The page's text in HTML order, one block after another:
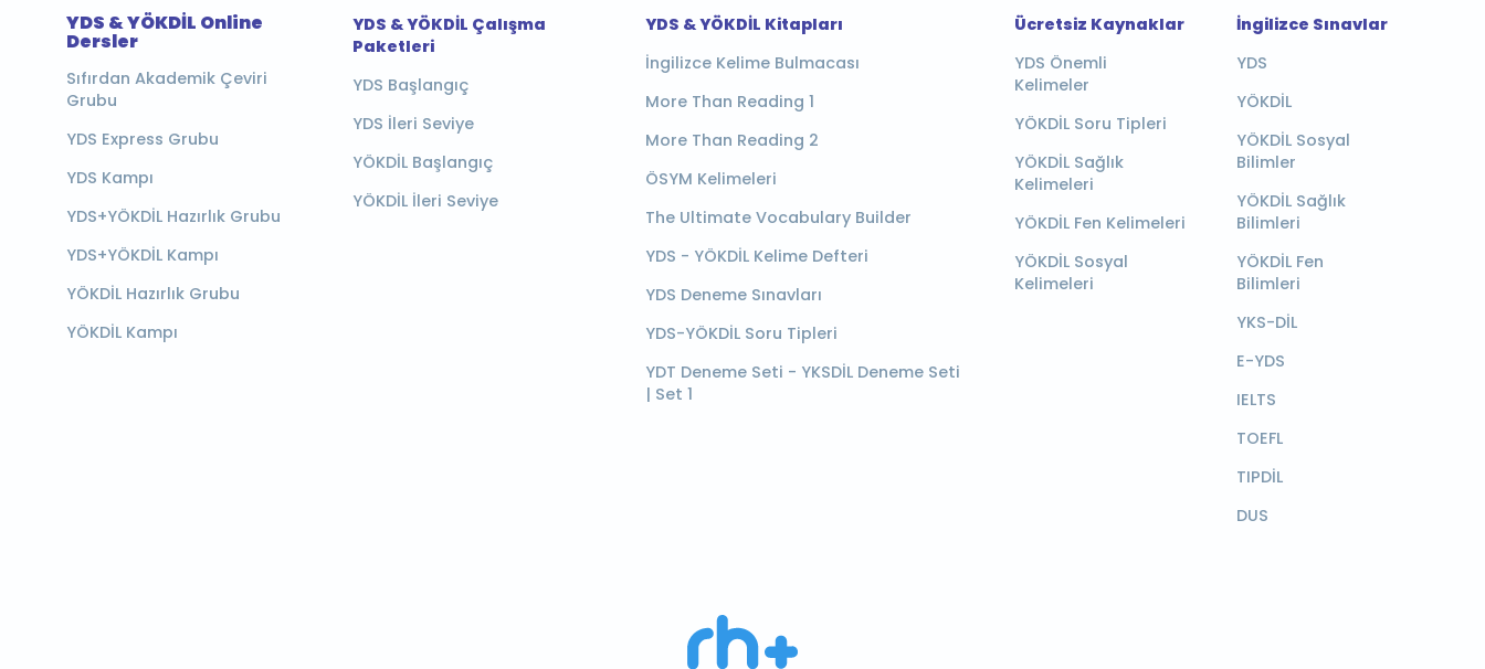
YDS & YÖKDİL Online
Dersler
Sıfırdan Akademik Çeviri
Grubu
YDS Express Grubu
YDS Kampı
YDS+YÖKDİL Hazırlık Grubu
YDS+YÖKDİL Kampı
YÖKDİL Hazırlık Grubu
YÖKDİL Kampı
YDS & YÖKDİL Çalışma
Paketleri
YDS Başlangıç
YDS İleri Seviye
YÖKDİL Başlangıç
YÖKDİL İleri Seviye
YDS & YÖKDİL Kitapları
İngilizce Kelime Bulmacası
More Than Reading 1
More Than Reading 2
ÖSYM Kelimeleri
The Ultimate Vocabulary Builder
YDS - YÖKDİL Kelime Defteri
YDS Deneme Sınavları
YDS-YÖKDİL Soru Tipleri
YDT Deneme Seti - YKSDİL Deneme Seti
| Set 1
Ücretsiz Kaynaklar
YDS Önemli
Kelimeler
YÖKDİL Soru Tipleri
YÖKDİL Sağlık
Kelimeleri
YÖKDİL Fen Kelimeleri
YÖKDİL Sosyal
Kelimeleri
İngilizce Sınavlar
YDS
YÖKDİL
YÖKDİL Sosyal
Bilimler
YÖKDİL Sağlık
Bilimleri
YÖKDİL Fen
Bilimleri
YKS-DİL
E-YDS
IELTS
TOEFL
TIPDİL
DUS